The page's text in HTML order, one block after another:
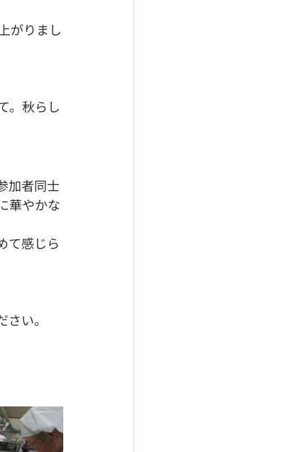
がりまし
。秋らし
加者同士
華やかな
て感じら
い。